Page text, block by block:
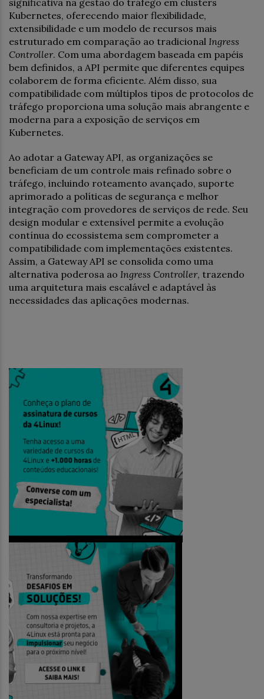
significativa na gestão do tráfego em clusters
Kubernetes, oferecendo maior flexibilidade,
extensibilidade e um modelo de recursos mais
estruturado em comparação ao tradicional Ingress
Controller. Com uma abordagem baseada em papéis
bem definidos, a API permite que diferentes equipes
colaborem de forma eficiente. Além disso, sua
compatibilidade com múltiplos tipos de protocolos de
tráfego proporciona uma solução mais abrangente e
moderna para a exposição de serviços em
Kubernetes.
Ao adotar a Gateway API, as organizações se
beneficiam de um controle mais refinado sobre o
tráfego, incluindo roteamento avançado, suporte
aprimorado a políticas de segurança e melhor
integração com provedores de serviços de rede. Seu
design modular e extensível permite a evolução
contínua do ecossistema sem comprometer a
compatibilidade com implementações existentes.
Assim, a Gateway API se consolida como uma
alternativa poderosa ao Ingress Controller, trazendo
uma arquitetura mais escalável e adaptável às
necessidades das aplicações modernas.